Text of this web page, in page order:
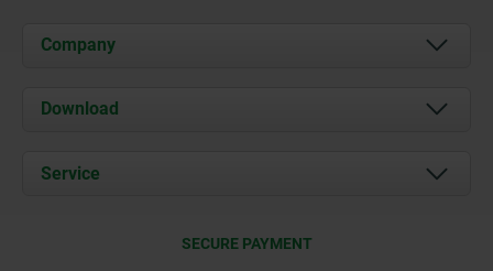
Company
About us
Contact
Download
Service
SECURE PAYMENT